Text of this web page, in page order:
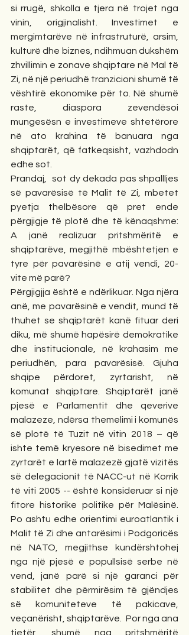
si rrugë, shkolla e tjera në trojet nga
vinin, origjinalisht. Investimet e
mergimtarëve në infrastruturë, arsim,
kulturë dhe biznes, ndihmuan dukshëm
zhvillimin e zonave shqiptare në Mal të
Zi, në një periudhë tranzicioni shumë të
vështirë ekonomike për to. Në shumë
raste, diaspora zevendësoi
mungesësn e investimeve shtetërore
në ato krahina të banuara nga
shqiptarët, që fatkeqsisht, vazhdodn
edhe sot.
Prandaj,  sot dy dekada pas shpallljes
së pavarësisë të Malit të Zi, mbetet
pyetja thelbësore që pret ende
përgjigje të plotë dhe të kënaqshme:
A janë realizuar pritshmëritë e
shqiptarëve, megjithë mbështetjen e
tyre për pavarësinë e atij vendi, 20-
vite më parë?
Përgjigjja është e ndërlikuar. Nga njëra
anë, me pavarësinë e vendit, mund të
thuhet se shqiptarët kanë fituar deri
diku, më shumë hapësirë demokratike
dhe institucionale, në krahasim me
periudhën, para pavarësisë. Gjuha
shqipe përdoret, zyrtarisht, në
komunat shqiptare. Shqiptarët janë
pjesë e Parlamentit dhe qeverive
malazeze, ndërsa themelimi i komunës
së plotë të Tuzit në vitin 2018 – që
ishte temë kryesore në bisedimet me
zyrtarët e lartë malazezë gjatë vizitës
së delegacionit të NACC-ut në Korrik
të viti 2005 -- është konsideruar si një
fitore historike politike për Malësinë.
Po ashtu edhe orientimi euroatlantik i
Malit të Zi dhe antarësimi i Podgoricës
në NATO, megjithse kundërshtohej
nga një pjesë e popullsisë serbe në
vend, janë parë si një garanci për
stabilitet dhe përmirësim të gjëndjes
së komuniteteve të pakicave,
veçanërisht, shqiptarëve.  Por nga ana
tjetër, shumë nga pritshmëritë